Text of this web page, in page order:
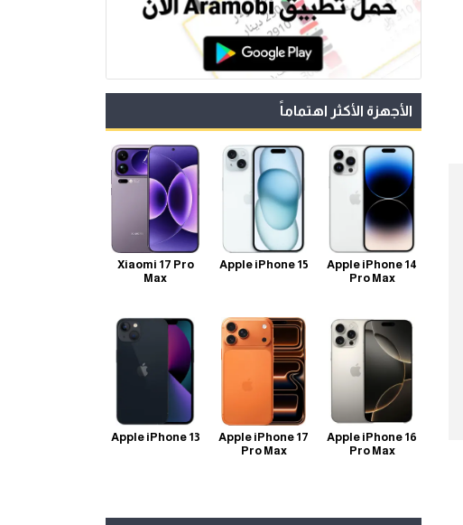
الأجهزة الأكثر اهتماماً
Apple iPhone 14
Pro Max
Apple iPhone 15
Xiaomi 17 Pro
Max
Apple iPhone 16
Pro Max
Apple iPhone 17
Pro Max
Apple iPhone 13